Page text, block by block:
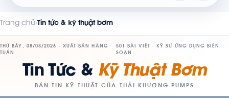
Trang chủ› Tin tức & kỹ thuật bơm
THỨ BẢY, 08/08/2026 · XUẤT BẢN HÀNG
TUẦN
501 BÀI VIẾT · KỸ SƯ ỨNG DỤNG BIÊN
SOẠN
Tin Tức & Kỹ Thuật Bơm
BẢN TIN KỸ THUẬT CỦA THÁI KHƯƠNG PUMPS